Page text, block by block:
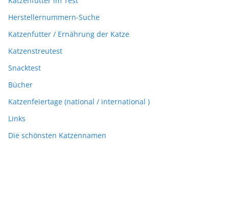
Herstellernummern-Suche
Katzenfutter / Ernährung der Katze
Katzenstreutest
Snacktest
Bücher
Katzenfeiertage (national / international )
Links
Die schönsten Katzennamen